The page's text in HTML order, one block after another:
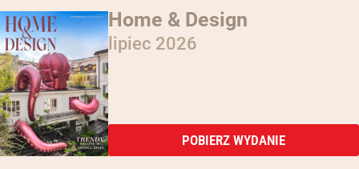
Home & Design
lipiec 2026
POBIERZ WYDANIE